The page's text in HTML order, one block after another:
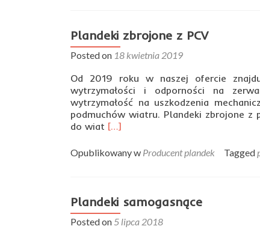
Plandeki zbrojone z PCV
Posted on 18 kwietnia 2019
Od 2019 roku w naszej ofercie
wytrzymałości i odporności na
wytrzymałość na uszkodzenia
podmuchów wiatru. Plandeki zbrojone z
do wiat Read
about
Plandeki
PCV
[…]
Opublikowany w Producent plandek Tagged
Plandeki samogasnące
Posted on 5 lipca 2018